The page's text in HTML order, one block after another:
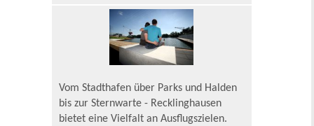
Vom Stadthafen über Parks und Halden
bis zur Sternwarte - Recklinghausen
bietet eine Vielfalt an Ausflugszielen.